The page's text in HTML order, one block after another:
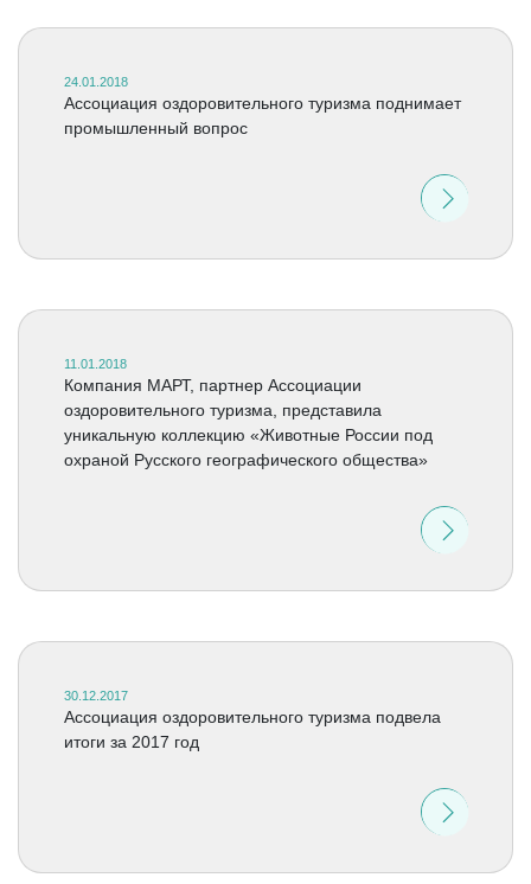
24.01.2018
Ассоциация оздоровительного туризма поднимает
промышленный вопрос
11.01.2018
Компания МАРТ, партнер Ассоциации
оздоровительного туризма, представила
уникальную коллекцию «Животные России под
охраной Русского географического общества»
30.12.2017
Ассоциация оздоровительного туризма подвела
итоги за 2017 год